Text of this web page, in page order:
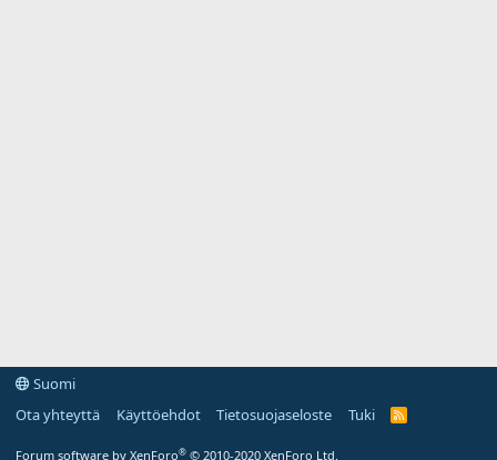
Suomi
Ota yhteyttä
Käyttöehdot Tietosuojaseloste Tuki
R
Forum software by XenForo® © 2010-2020 XenForo Ltd.